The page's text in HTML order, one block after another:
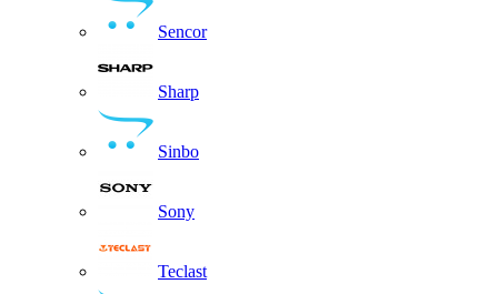
Sencor
Sharp
Sinbo
Sony
Teclast